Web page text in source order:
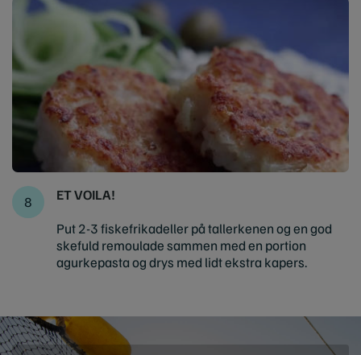
ET VOILA!
Put 2-3 fiskefrikadeller på tallerkenen og en god
skefuld remoulade sammen med en portion
agurkepasta og drys med lidt ekstra kapers.